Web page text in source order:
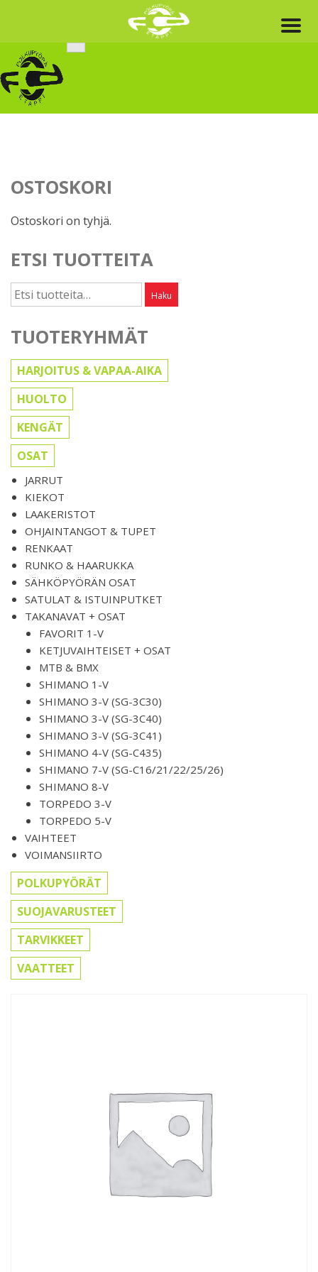
content
OSTOSKORI
Ostoskori on tyhjä.
ETSI TUOTTEITA
Etsi: Haku
TUOTERYHMÄT
HARJOITUS & VAPAA-AIKA
HUOLTO
KENGÄT
OSAT
JARRUT
KIEKOT
LAAKERISTOT
OHJAINTANGOT & TUPET
RENKAAT
RUNKO & HAARUKKA
SÄHKÖPYÖRÄN OSAT
SATULAT & ISTUINPUTKET
TAKANAVAT + OSAT
FAVORIT 1-V
KETJUVAIHTEISET + OSAT
MTB & BMX
SHIMANO 1-V
SHIMANO 3-V (SG-3C30)
SHIMANO 3-V (SG-3C40)
SHIMANO 3-V (SG-3C41)
SHIMANO 4-V (SG-C435)
SHIMANO 7-V (SG-C16/21/22/25/26)
SHIMANO 8-V
TORPEDO 3-V
TORPEDO 5-V
VAIHTEET
VOIMANSIIRTO
POLKUPYÖRÄT
SUOJAVARUSTEET
TARVIKKEET
VAATTEET